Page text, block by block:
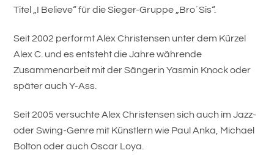
Titel „I Believe“ für die Sieger-Gruppe „Bro´Sis“.
Seit 2002 performt Alex Christensen unter dem Kürzel
Alex C. und es entsteht die Jahre währende
Zusammenarbeit mit der Sängerin Yasmin Knock oder
später auch Y-Ass.
Seit 2005 versuchte Alex Christensen sich auch im Jazz-
oder Swing-Genre mit Künstlern wie Paul Anka, Michael
Bolton oder auch Oscar Loya.